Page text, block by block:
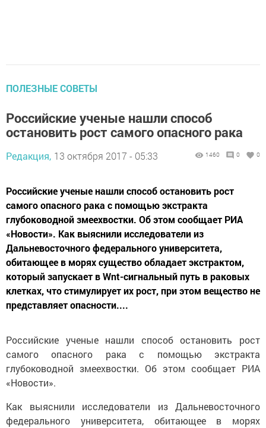
ПОЛЕЗНЫЕ СОВЕТЫ
Российские ученые нашли способ
остановить рост самого опасного рака
Редакция, 13 октября 2017 - 05:33 1460 0 0
Российские ученые нашли способ остановить рост
самого опасного рака с помощью экстракта
глубоководной змеехвостки. Об этом сообщает РИА
«Новости». Как выяснили исследователи из
Дальневосточного федерального университета,
обитающее в морях существо обладает экстрактом,
который запускает в Wnt-сигнальный путь в раковых
клетках, что стимулирует их рост, при этом вещество не
представляет опасности....
Российские ученые нашли способ остановить рост
самого опасного рака с помощью экстракта
глубоководной змеехвостки. Об этом сообщает РИА
«Новости».
Как выяснили исследователи из Дальневосточного
федерального университета, обитающее в морях